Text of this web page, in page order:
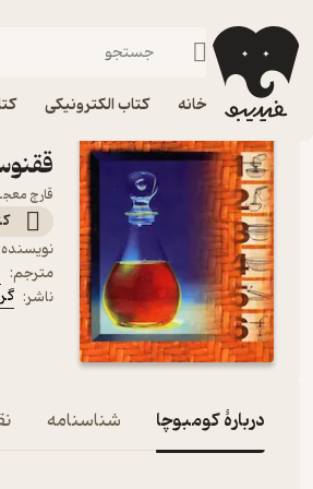
خانه کتاب الکترونیکی
فیدیبو کتاب الکترونیکی
قارچ
نویسنده
مترجم:
ناشر:
دربارۀ کومبوچا شناسنامه